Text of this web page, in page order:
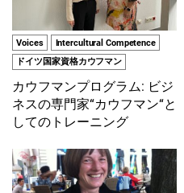
Voices
Intercultural Competence
ドイツ国家資格カウフマン
カウフマンプログラム: ビジ
ネスの専門家“カウフマン“と
してのトレーニング